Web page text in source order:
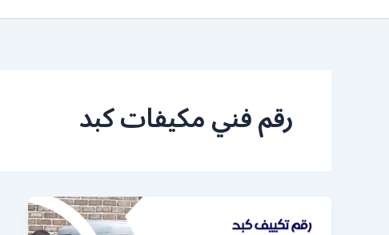
رقم فني مكيفات كبد